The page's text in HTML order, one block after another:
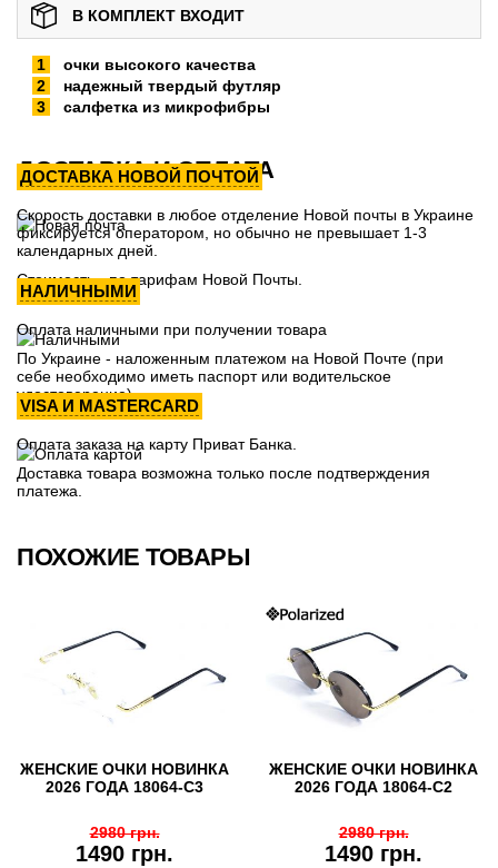
В КОМПЛЕКТ ВХОДИТ
очки высокого качества
надежный твердый футляр
салфетка из микрофибры
ДОСТАВКА И ОПЛАТА
ДОСТАВКА НОВОЙ ПОЧТОЙ
Скорость доставки в любое отделение Новой почты в Украине
фиксируется оператором, но обычно не превышает 1-3
календарных дней.
Стоимость - по тарифам Новой Почты.
НАЛИЧНЫМИ
Оплата наличными при получении товара
По Украине - наложенным платежом на Новой Почте (при
себе необходимо иметь паспорт или водительское
удостоверение)
VISA И MASTERCARD
Оплата заказа на карту Приват Банка.
Доставка товара возможна только после подтверждения
платежа.
ПОХОЖИЕ ТОВАРЫ
ЖЕНСКИЕ ОЧКИ НОВИНКА
2026 ГОДА 18064-C3
1490 грн.
2980 грн.
ЖЕНСКИЕ ОЧКИ НОВИНКА
2026 ГОДА 18064-C2
1490 грн.
2980 грн.